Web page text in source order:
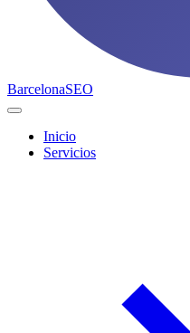
BarcelonaSEO
Inicio
Servicios